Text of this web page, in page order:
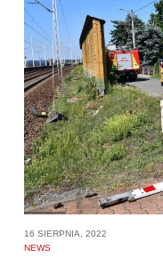
16 SIERPNIA, 2022
NEWS